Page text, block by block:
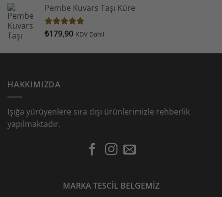
aldı
Pembe Kuvars Taşı Küre
5 üzerinden
₺179,90 KDV Dahil
HAKKIMIZDA
Işığa yürüyenlere sıra dışı ürünlerimizle rehberlik
yapılmaktadır.
MARKA TESCİL BELGEMİZ